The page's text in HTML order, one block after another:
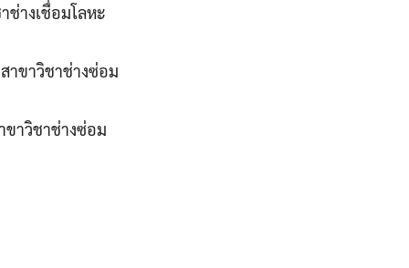
ช่างเชื่อมโลหะ
าขาวิชาช่างซ่อม
ขาวิชาช่างซ่อม